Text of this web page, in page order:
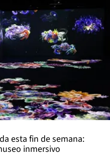
esta fin de semana:
inmersivo